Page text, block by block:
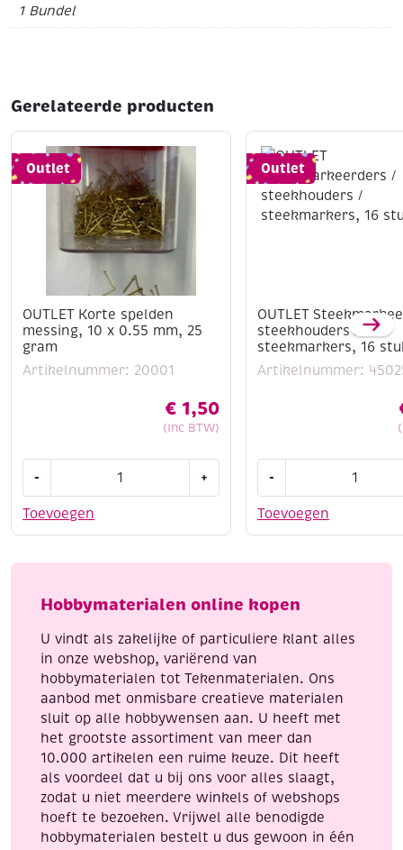
1 Bundel
Gerelateerde producten
Outlet
OUTLET Korte spelden
messing, 10 x 0.55 mm, 25
gram
Artikelnummer: 20001
€ 1,50
(Inc BTW)
Toevoegen
-
spelden
x
mm,
gram
aantal
+
Outlet
OUTLET
steekhouders /
steekmarkers, 16
Artikelnummer:
Toevoegen
-
Steekmarkeerders
/
steekmarkers,
stuks
Hobbymaterialen online kopen
U vindt als zakelijke of particuliere klant alles
in onze webshop, variërend van
hobbymaterialen tot Tekenmaterialen. Ons
aanbod met onmisbare creatieve materialen
sluit op alle hobbywensen aan. U heeft met
het grootste assortiment van meer dan
10.000 artikelen een ruime keuze. Dit heeft
als voordeel dat u bij ons voor alles slaagt,
zodat u niet meerdere winkels of webshops
hoeft te bezoeken. Vrijwel alle benodigde
hobbymaterialen bestelt u dus gewoon in één